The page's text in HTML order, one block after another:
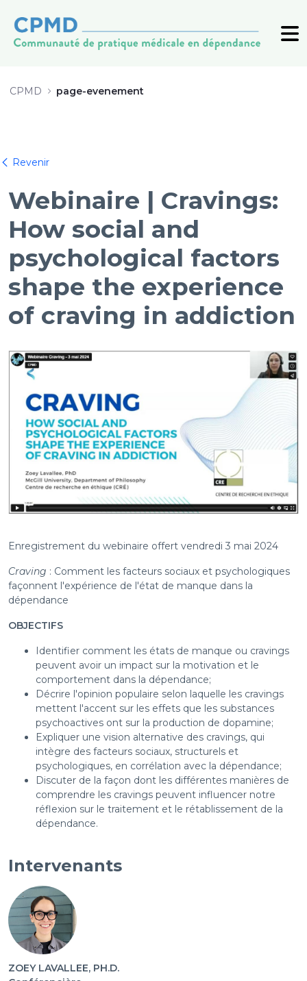
CPMD page-evenement
Revenir
Webinaire | Cravings:
How social and
psychological factors
shape the experience
of craving in addiction
Enregistrement du webinaire offert vendredi 3 mai 2024
Craving : Comment les facteurs sociaux et psychologiques
façonnent l'expérience de l'état de manque dans la
dépendance
OBJECTIFS
Identifier comment les états de manque ou cravings
peuvent avoir un impact sur la motivation et le
comportement dans la dépendance;
Décrire l'opinion populaire selon laquelle les cravings
mettent l'accent sur les effets que les substances
psychoactives ont sur la production de dopamine;
Expliquer une vision alternative des cravings, qui
intègre des facteurs sociaux, structurels et
psychologiques, en corrélation avec la dépendance;
Discuter de la façon dont les différentes manières de
comprendre les cravings peuvent influencer notre
réflexion sur le traitement et le rétablissement de la
dépendance.
Intervenants
ZOEY LAVALLEE, PH.D.